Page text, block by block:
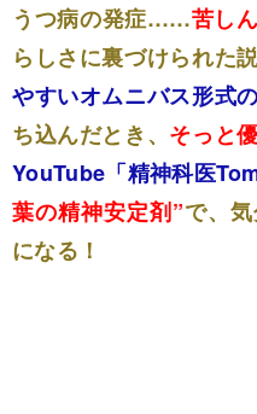
うつ病の発症……苦し
らしさに裏づけられた
やすいオムニバス形式
ち込んだとき、 そっと
YouTube「精神科医
葉の精神安定剤”で、
になる！